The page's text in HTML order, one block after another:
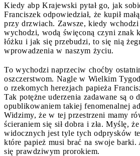
Kiedy abp Krajewski pytał go, jak
Franciszek odpowiedział, że kupił
przy drzwiach. Zawsze, kiedy
wychodzi, wodą święconą czyni znak
łóżku i jak się przebudzi, to się nią
wprowadzenia w naszym życiu.
To wychodzi naprzeciw choćby
oszczerstwom. Nagle w Wielkim
o rzekomych herezjach papieża
Tak potężne uderzenia zadawane są o
opublikowaniem takiej fenomenalnej
Widzimy, że w tej przestrzeni mamy
ścieraniem się sił dobra i zła. Myślę,
widocznych jest tyle tych odprysków
które papież musi brać na swoje barki.
się prawdziwym prorokiem.